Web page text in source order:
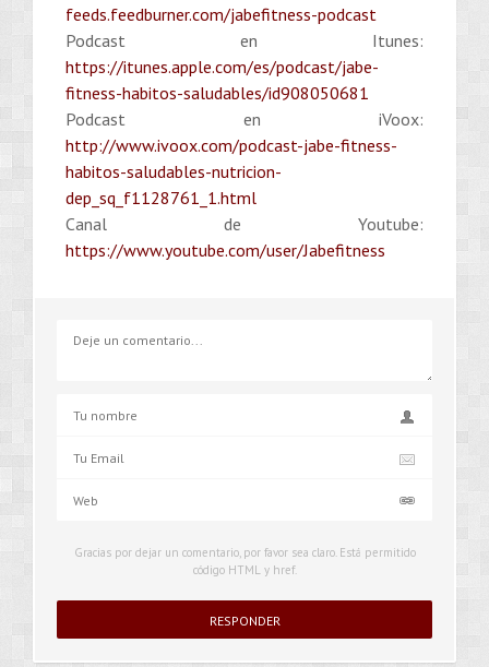
feeds.feedburner.com/jabefitness-podcast
Podcast en Itunes:
https://itunes.apple.com/es/podcast/jabe-
fitness-habitos-saludables/id908050681
Podcast en iVoox:
http://www.ivoox.com/podcast-jabe-fitness-
habitos-saludables-nutricion-
dep_sq_f1128761_1.html
Canal de Youtube:
https://www.youtube.com/user/Jabefitness
Gracias por dejar un comentario, por favor sea claro. Está permitido
código HTML y href.